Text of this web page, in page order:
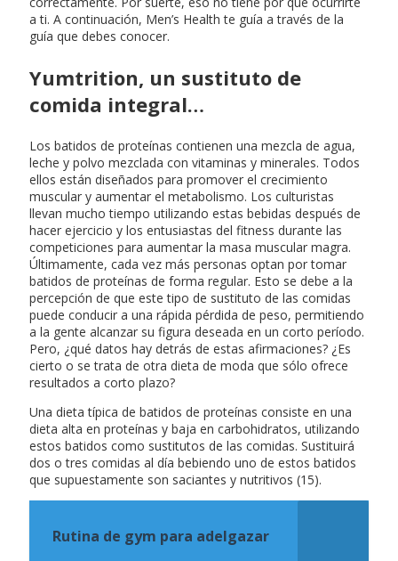
a ti. A continuación, Men’s Health te guía a través de la
guía que debes conocer.
Yumtrition, un sustituto de
comida integral…
Los batidos de proteínas contienen una mezcla de agua,
leche y polvo mezclada con vitaminas y minerales. Todos
ellos están diseñados para promover el crecimiento
muscular y aumentar el metabolismo. Los culturistas
llevan mucho tiempo utilizando estas bebidas después de
hacer ejercicio y los entusiastas del fitness durante las
competiciones para aumentar la masa muscular magra.
Últimamente, cada vez más personas optan por tomar
batidos de proteínas de forma regular. Esto se debe a la
percepción de que este tipo de sustituto de las comidas
puede conducir a una rápida pérdida de peso, permitiendo
a la gente alcanzar su figura deseada en un corto período.
Pero, ¿qué datos hay detrás de estas afirmaciones? ¿Es
cierto o se trata de otra dieta de moda que sólo ofrece
resultados a corto plazo?
Una dieta típica de batidos de proteínas consiste en una
dieta alta en proteínas y baja en carbohidratos, utilizando
estos batidos como sustitutos de las comidas. Sustituirá
dos o tres comidas al día bebiendo uno de estos batidos
que supuestamente son saciantes y nutritivos (15).
Rutina de gym para adelgazar